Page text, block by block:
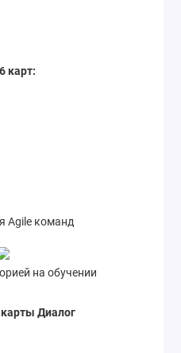
карт:
на обучении
Диалог